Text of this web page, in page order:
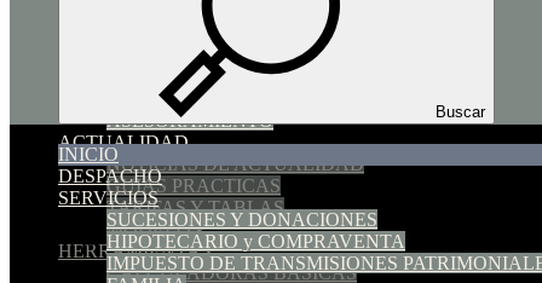
Buscar
INICIO
DESPACHO
SERVICIOS
SUCESIONES Y DONACIONES
HIPOTECARIO y COMPRAVENTA
IMPUESTO DE TRANSMISIONES
SUCESIONES Y DONACIONES
HIPOTECARIO y COMPRAVENTA
IMPUESTO DE TRANSMISIONES
FAMILIA
SOCIEDADES
ASESORAMIENTO
ACTUALIDAD
NOTICIAS DE ACTUALIDAD
GUIAS PRACTICAS
TARIFAS Y TABLAS
MODELOS
HERRAMIENTAS
CALCULADORAS BÁSICAS